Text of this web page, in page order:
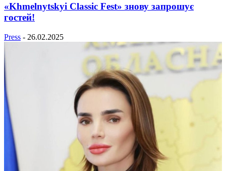
«Khmelnytskyi Classic Fest» знову запрошує
гостей!
Press - 26.02.2025